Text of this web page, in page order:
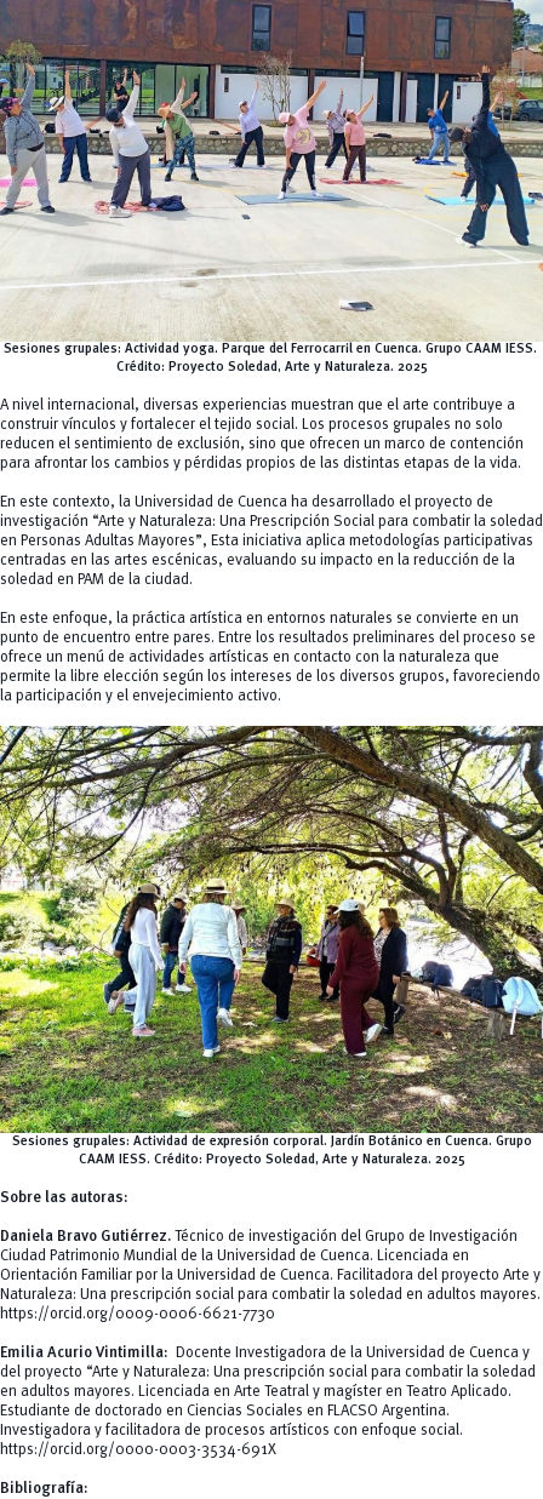
Sesiones grupales: Actividad yoga. Parque del Ferrocarril en Cuenca. Grupo CAAM IESS.
Crédito: Proyecto Soledad, Arte y Naturaleza. 2025
A nivel internacional, diversas experiencias muestran que el arte contribuye a
construir vínculos y fortalecer el tejido social. Los procesos grupales no solo
reducen el sentimiento de exclusión, sino que ofrecen un marco de contención
para afrontar los cambios y pérdidas propios de las distintas etapas de la vida.
En este contexto, la Universidad de Cuenca ha desarrollado el proyecto de
investigación “Arte y Naturaleza: Una Prescripción Social para combatir la soledad
en Personas Adultas Mayores”, Esta iniciativa aplica metodologías participativas
centradas en las artes escénicas, evaluando su impacto en la reducción de la
soledad en PAM de la ciudad.
En este enfoque, la práctica artística en entornos naturales se convierte en un
punto de encuentro entre pares. Entre los resultados preliminares del proceso se
ofrece un menú de actividades artísticas en contacto con la naturaleza que
permite la libre elección según los intereses de los diversos grupos, favoreciendo
la participación y el envejecimiento activo.
Sesiones grupales: Actividad de expresión corporal. Jardín Botánico en Cuenca. Grupo
CAAM IESS. Crédito: Proyecto Soledad, Arte y Naturaleza. 2025
Sobre las autoras:
Daniela Bravo Gutiérrez. Técnico de investigación del Grupo de Investigación
Ciudad Patrimonio Mundial de la Universidad de Cuenca. Licenciada en
Orientación Familiar por la Universidad de Cuenca. Facilitadora del proyecto Arte y
Naturaleza: Una prescripción social para combatir la soledad en adultos mayores.
https://orcid.org/0009-0006-6621-7730
Emilia Acurio Vintimilla:
Docente Investigadora de la Universidad de Cuenca y
del proyecto “Arte y Naturaleza: Una prescripción social para combatir la soledad
en adultos mayores. Licenciada en Arte Teatral y magíster en Teatro Aplicado.
Estudiante de doctorado en Ciencias Sociales en FLACSO Argentina.
Investigadora y facilitadora de procesos artísticos con enfoque social.
https://orcid.org/0000-0003-3534-691X
Bibliografía: